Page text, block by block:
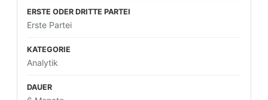
Erste Partei
Analytik